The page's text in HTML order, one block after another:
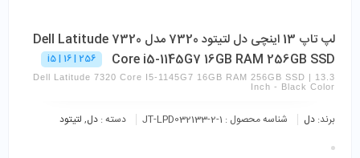
لپ تاپ 13 اینچی دل لتیتود 7320 مدل Dell Latitude 7320
Core i5-1145G7 16GB RAM 256GB SSD
i5 | 16 | 256
Dell Latitude 7320 Core I5-1145G7 16GB RAM 256GB SSD | 13.3
Inch - Black Color
برند: دل شناسه محصول : JT-LPD032133-2-1 دسته : دل, لتیتود